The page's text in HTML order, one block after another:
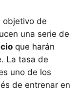
objetivo de
una serie de
que harán
La tasa de
uno de los
de entrenar en